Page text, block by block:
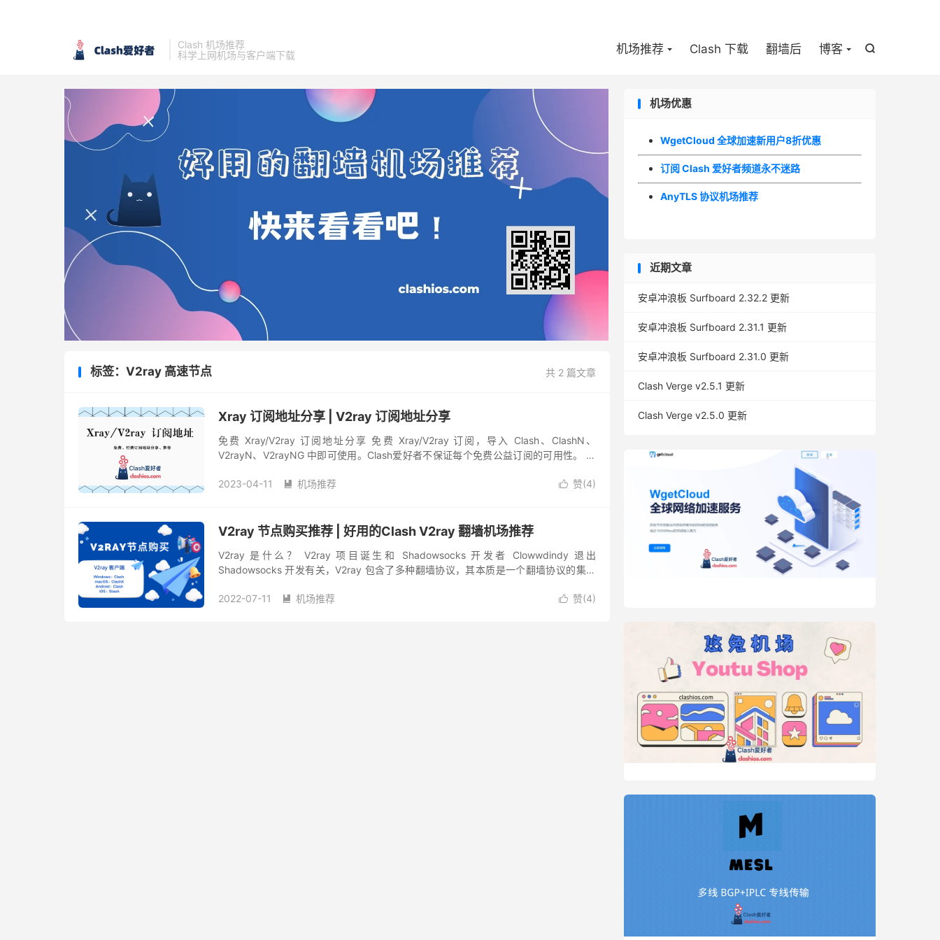
Clash 机场推荐
科学上网机场与客户端下载

机场推荐 Clash 下载 翻墙后 博客
共 2 篇文章
标签：V2ray 高速节点
Xray 订阅地址分享 | V2ray 订阅地址分享
免费 Xray/V2ray 订阅地址分享 免费 Xray/V2ray 订阅，导入 Clash、ClashN、
V2rayN、V2rayNG 中即可使用。Clash爱好者不保证每个免费公益订阅的可用性。 这
 赞(4)
2023-04-11  机场推荐
V2ray 节点购买推荐 | 好用的Clash V2ray 翻墙机场推荐
V2ray 是什么？ V2ray 项目诞生和 Shadowsocks 开发者 Clowwdindy 退出
Shadowsocks 开发有关，V2ray 包含了多种翻墙协议，其本质是一个翻墙协议的集合
 赞(4)
2022-07-11  机场推荐
机场优惠
WgetCloud 全球加速新用户8折优惠
订阅 Clash 爱好者频道永不迷路
AnyTLS 协议机场推荐
近期文章
安卓冲浪板 Surfboard 2.32.2 更新
安卓冲浪板 Surfboard 2.31.1 更新
安卓冲浪板 Surfboard 2.31.0 更新
Clash Verge v2.5.1 更新
Clash Verge v2.5.0 更新